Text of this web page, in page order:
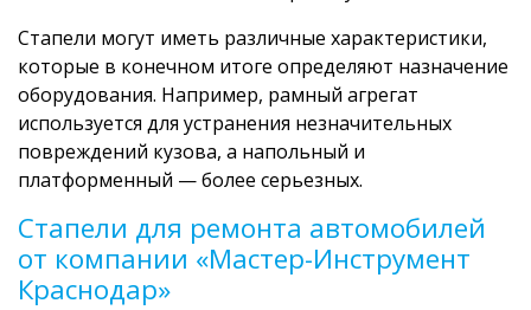
Стапели могут иметь различные характеристики,
которые в конечном итоге определяют назначение
оборудования. Например, рамный агрегат
используется для устранения незначительных
повреждений кузова, а напольный и
платформенный — более серьезных.
Стапели для ремонта автомобилей
от компании «Мастер-Инструмент
Краснодар»